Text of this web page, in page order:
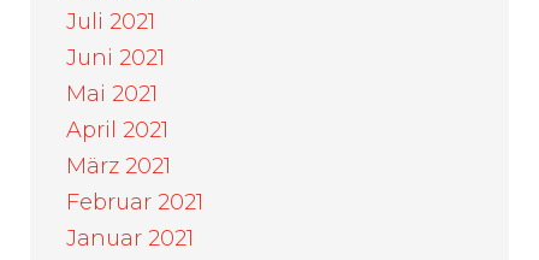
Juli 2021
Juni 2021
Mai 2021
April 2021
März 2021
Februar 2021
Januar 2021